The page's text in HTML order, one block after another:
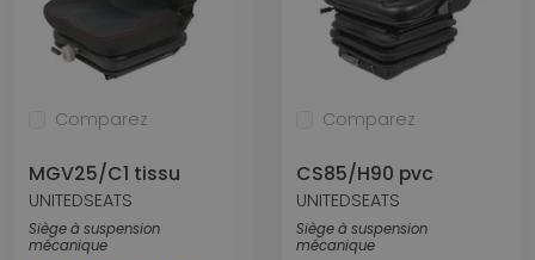
Comparez
MGV25/C1 tissu
UNITEDSEATS
Siège à suspension
mécanique
Comparez
CS85/H90 pvc
UNITEDSEATS
Siège à suspension
mécanique